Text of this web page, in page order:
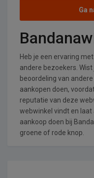
Ga
Heb je een ervaring
andere bezoekers.
beoordeling van
aankopen doen,
reputatie van deze
webwinkel vindt en laat
aankoop doen bij
groene of rode knop.